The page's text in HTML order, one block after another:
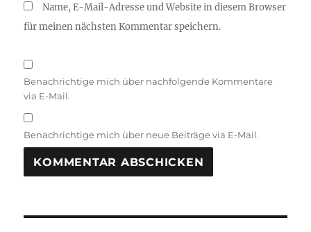
Name, E-Mail-Adresse und Website in diesem Browser
für meinen nächsten Kommentar speichern.
Benachrichtige mich über nachfolgende Kommentare
via E-Mail.
Benachrichtige mich über neue Beiträge via E-Mail.